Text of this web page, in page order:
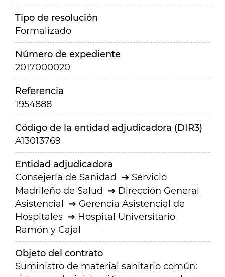
Tipo de resolución
Formalizado
Número de expediente
2017000020
Referencia
1954888
Código de la entidad adjudicadora (DIR3)
A13013769
Entidad adjudicadora
Consejería de Sanidad
Servicio
Madrileño de Salud
Dirección General
Asistencial
Gerencia Asistencial de
Hospitales
Hospital Universitario
Ramón y Cajal
Objeto del contrato
Suministro de material sanitario común: